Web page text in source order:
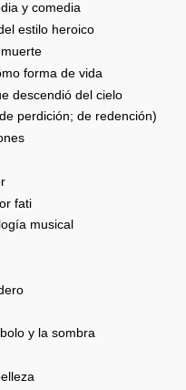
y comedia
estilo heroico
forma de vida
descendió del cielo
perdición; de redención)
fati
musical
y la sombra